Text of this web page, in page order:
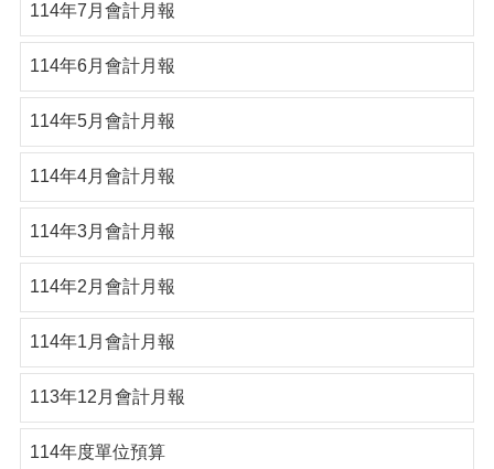
114年7月會計月報
114年6月會計月報
114年5月會計月報
114年4月會計月報
114年3月會計月報
114年2月會計月報
114年1月會計月報
113年12月會計月報
114年度單位預算